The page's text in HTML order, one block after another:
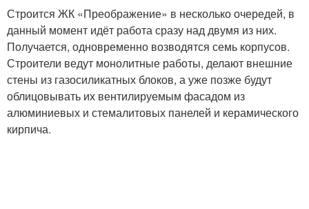
Строится ЖК «Преображение» в несколько очередей, в
данный момент идёт работа сразу над двумя из них.
Получается, одновременно возводятся семь корпусов.
Строители ведут монолитные работы, делают внешние
стены из газосиликатных блоков, а уже позже будут
облицовывать их вентилируемым фасадом из
алюминиевых и стемалитовых панелей и керамического
кирпича.